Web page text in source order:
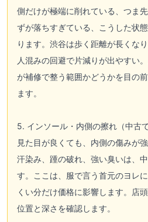
側だけが極端に削れている、つま
ずが落ちすぎている、こうした状
ります。渋谷は歩く距離が長くな
人混みの回避で片減りが出やすい
が補修で整う範囲かどうかを目の
ます。
5. インソール・内側の擦れ（中古で
見た目が良くても、内側の傷みが
汗染み、踵の破れ、強い臭いは、
す。ここは、服で言う首元のヨレ
くい分だけ価格に影響します。店
位置と深さを確認します。